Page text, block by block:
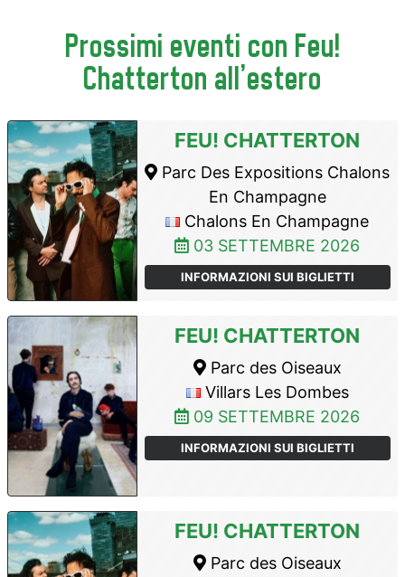
Prossimi eventi con Feu!
Chatterton all'estero
FEU! CHATTERTON
Parc Des Expositions Chalons
En Champagne
Chalons En Champagne
03 SETTEMBRE 2026
INFORMAZIONI SUI BIGLIETTI
FEU! CHATTERTON
Parc des Oiseaux
Villars Les Dombes
09 SETTEMBRE 2026
INFORMAZIONI SUI BIGLIETTI
FEU! CHATTERTON
Parc des Oiseaux